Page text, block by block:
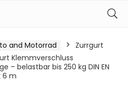
and Motorrad
Zurrgurt
Klemmverschluss
– belastbar bis 250 kg DIN EN
6 m